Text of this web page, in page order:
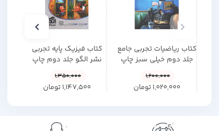
کتاب ریاضیات تجربی جامع
جلد دوم خیلی سبز چاپ
1,200,000
1,020,000تومان
کتاب فیزیک پایه تجربی
نشر الگو جلد دوم چاپ
1,350,000
1,147,500تومان